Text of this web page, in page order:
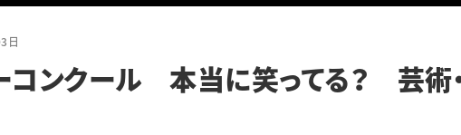
日
コンクール 本当に笑ってる？ 芸術